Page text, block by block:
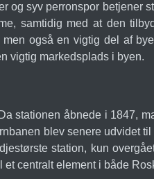
og syv perronspor betjener
samtidig med at den
også en vigtig del af
vigtig markedsplads i byen.
stationen åbnede i 1847,
blev senere udvidet
station, kun
centralt element i både